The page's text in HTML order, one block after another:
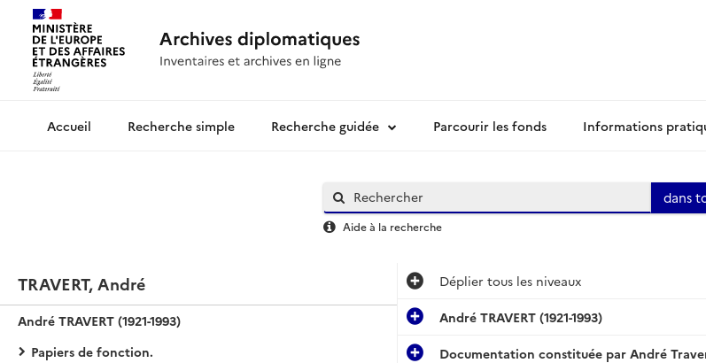
Archives diplomatiquesRecherche simple Recherche guidée Parcourir les fonds Informations
dans
Aide à la recherche
TRAVERT, André
André TRAVERT (1921-1993)
Papiers de fonction.
Déplier tous les niveaux
André TRAVERT (1921-1993)
Documentation constituée par André